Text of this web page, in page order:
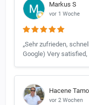
Markus S
vor 1 Woche
„Sehr zufrieden,
Google) Very
Hacene
vor 2 Wochen